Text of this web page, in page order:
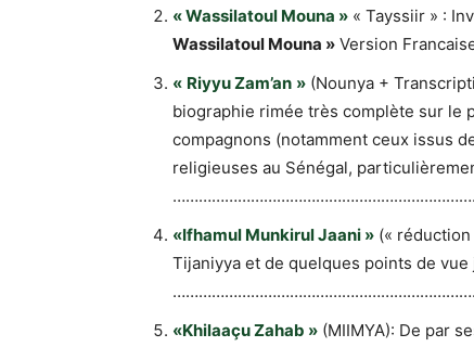
« Wassilatoul Mouna » « Tayssiir » :
Wassilatoul Mouna » Version
« Riyyu Zam’an » (Nounya +
biographie rimée très complète sur le
compagnons (notamment ceux issus
religieuses au Sénégal,
«Ifhamul Munkirul Jaani » («
Tijaniyya et de quelques points de
«Khilaaçu Zahab » (MIIMYA): De par